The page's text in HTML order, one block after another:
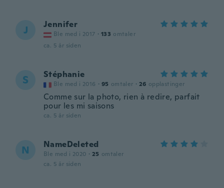
J Jennifer
Ble med i 2017 · 133 omtaler
ca. 5 år siden
S Stéphanie
Ble med i 2016 · 95 omtaler · 26 opplastinger
Comme sur la photo, rien à redire, parfait
pour les mi saisons
ca. 5 år siden
N NameDeleted
Ble med i 2020 · 25 omtaler
ca. 5 år siden